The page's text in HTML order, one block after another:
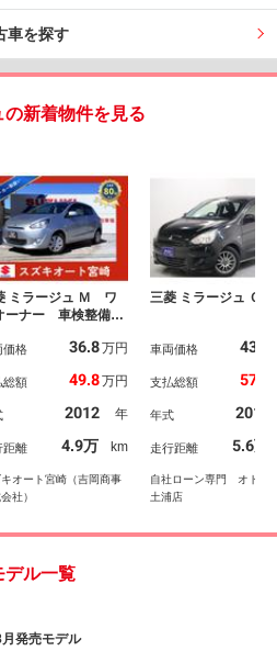
車を探す
の新着物件を見る
ミラージュ Ｍ ワ
ーナー 車検整備
（ＣＤ・ＤＶＤ）
動格納ミラー オ
ワーウィンドウ
安全ボディ 盗難防
ステム ＡＢＳ 鑑
車
価格 36.8万円
総額 49.8万円
2012 年
距離 4.9万 km
キオート宮崎（吉岡商事
社）
三菱 ミラージュ Ｇ
車両価格 43.9
支払総額 57.7
年式 2013
走行距離 5.6万
自社ローン専門 オト
土浦店
デル一覧
発売モデル